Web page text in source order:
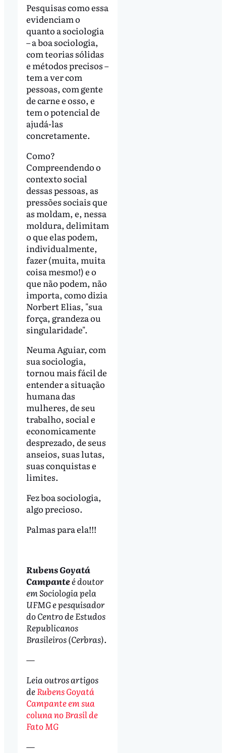
Pesquisas como essa
evidenciam o
quanto a sociologia
– a boa sociologia,
com teorias sólidas
e métodos precisos –
tem a ver com
pessoas, com gente
de carne e osso, e
tem o potencial de
ajudá-las
concretamente.
Como?
Compreendendo o
contexto social
dessas pessoas, as
pressões sociais que
as moldam, e, nessa
moldura, delimitam
o que elas podem,
individualmente,
fazer (muita, muita
coisa mesmo!) e o
que não podem, não
importa, como dizia
Norbert Elias, "sua
força, grandeza ou
singularidade".
Neuma Aguiar, com
sua sociologia,
tornou mais fácil de
entender a situação
humana das
mulheres, de seu
trabalho, social e
economicamente
desprezado, de seus
anseios, suas lutas,
suas conquistas e
limites.
Fez boa sociologia,
algo precioso.
Palmas para ela!!!
Rubens Goyatá
Campanteé doutor
em Sociologia pela
UFMG e pesquisador
do Centro de Estudos
Republicanos
Brasileiros (Cerbras).
—
Leia outros artigos
deRubens Goyatá
Campante em sua
coluna no Brasil de
Fato MG
—